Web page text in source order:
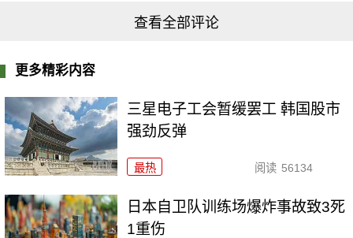
查看全部评论
更多精彩内容
三星电子工会暂缓罢工 韩国股市
强劲反弹
最热 阅读 56134
日本自卫队训练场爆炸事故致3死
1重伤